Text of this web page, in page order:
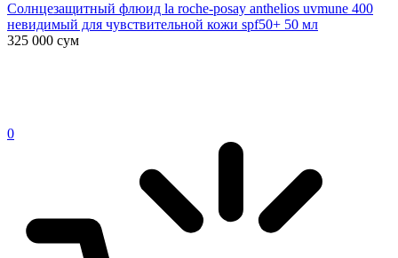
Солнцезащитный флюид la roche-posay anthelios uvmune 400
невидимый для чувствительной кожи spf50+ 50 мл
325 000 сум
0